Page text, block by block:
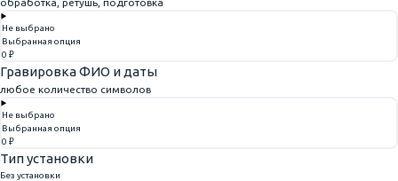
Не выбрано
Выбранная опция
0 ₽
Гравировка ФИО и даты
любое количество символов
Не выбрано
Выбранная опция
0 ₽
Тип установки
Без установки